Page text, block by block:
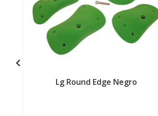
Lg Round Edge Negro